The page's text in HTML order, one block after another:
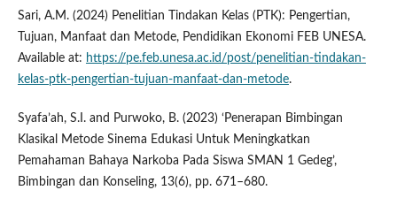
Sari, A.M. (2024) Penelitian Tindakan Kelas (PTK): Pengertian,
Tujuan, Manfaat dan Metode, Pendidikan Ekonomi FEB UNESA.
Available at: https://pe.feb.unesa.ac.id/post/penelitian-tindakan-
kelas-ptk-pengertian-tujuan-manfaat-dan-metode.
Syafa’ah, S.I. and Purwoko, B. (2023) ‘Penerapan Bimbingan
Klasikal Metode Sinema Edukasi Untuk Meningkatkan
Pemahaman Bahaya Narkoba Pada Siswa SMAN 1 Gedeg’,
Bimbingan dan Konseling, 13(6), pp. 671–680.